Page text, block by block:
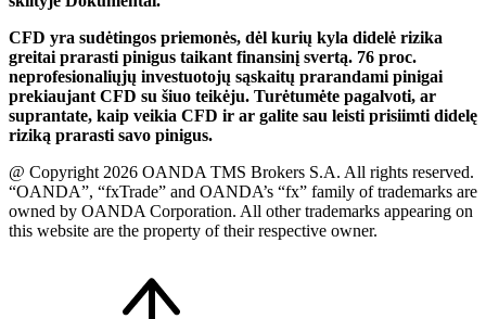
CFD yra sudėtingos priemonės, dėl kurių kyla didelė rizika
greitai prarasti pinigus taikant finansinį svertą. 76 proc.
neprofesionaliųjų investuotojų sąskaitų prarandami pinigai
prekiaujant CFD su šiuo teikėju. Turėtumėte pagalvoti, ar
suprantate, kaip veikia CFD ir ar galite sau leisti prisiimti didelę
riziką prarasti savo pinigus.
@ Copyright 2026 OANDA TMS Brokers S.A. All rights reserved.
“OANDA”, “fxTrade” and OANDA’s “fx” family of trademarks are
owned by OANDA Corporation. All other trademarks appearing on
this website are the property of their respective owner.